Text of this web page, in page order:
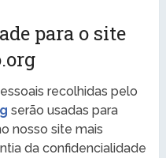
para o site
recolhidas pelo
serão usadas para
nosso site mais
da confidencialidade